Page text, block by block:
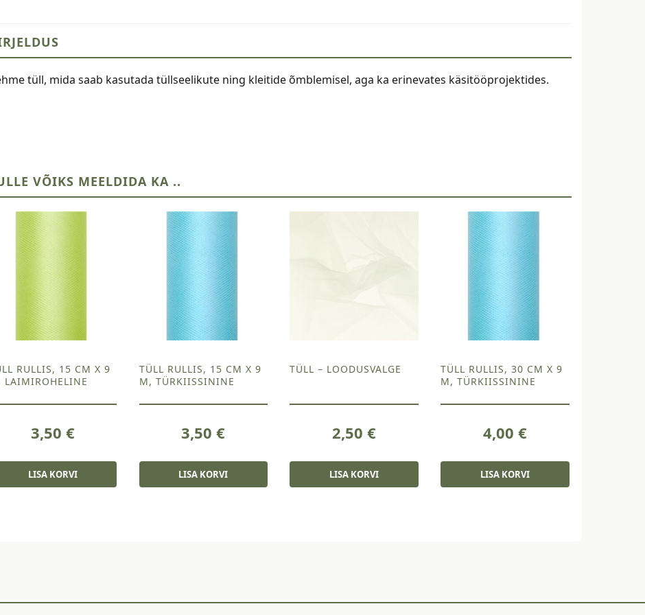
tüll, mida saab kasutada tüllseelikute ning kleitide õmblemisel, aga ka erinevates käsitööprojektides.
VÕIKS MEELDIDA KA ..
RULLIS, 15 CM X 9
LAIMIROHELINE
3,50 €
LISA KORVI
TÜLL RULLIS, 15 CM X 9
M, TÜRKIISSININE
3,50€
LISA KORVI
TÜLL – LOODUSVALGE
2,50€
LISA KORVI
TÜLL RULLIS, 30 CM X 9
M, TÜRKIISSININE
4,00 €
LISA KORVI